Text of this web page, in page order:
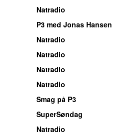
Natradio
P3 med Jonas Hansen
Natradio
Natradio
Natradio
Natradio
Smag på P3
SuperSøndag
Natradio